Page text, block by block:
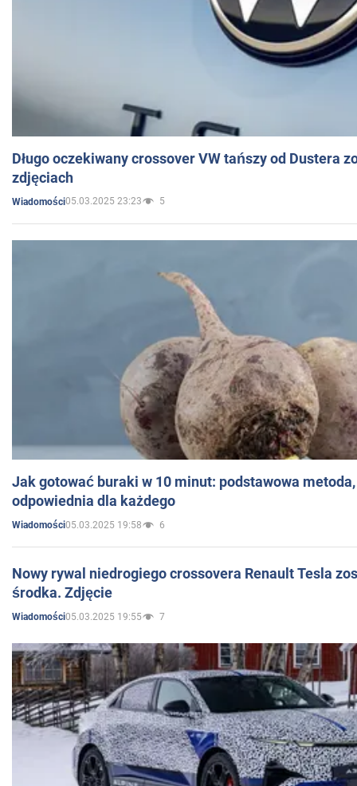
Długo oczekiwany crossover VW tańszy od Dustera
zdjęciach
Wiadomości05.03.2025 23:23 5
Jak gotować buraki w 10 minut: podstawowa
odpowiednia dla każdego
Wiadomości05.03.2025 19:58 6
Nowy rywal niedrogiego crossovera Renault Tesla
środka. Zdjęcie
Wiadomości05.03.2025 19:55 7